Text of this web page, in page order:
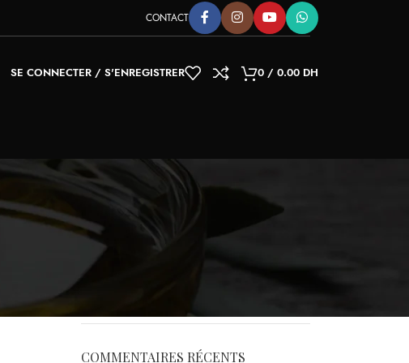
CONTACT
SE CONNECTER / S'ENREGISTRER 0 / 0.00 DH
CATÉGORIES
COMMENTAIRES RÉCENTS